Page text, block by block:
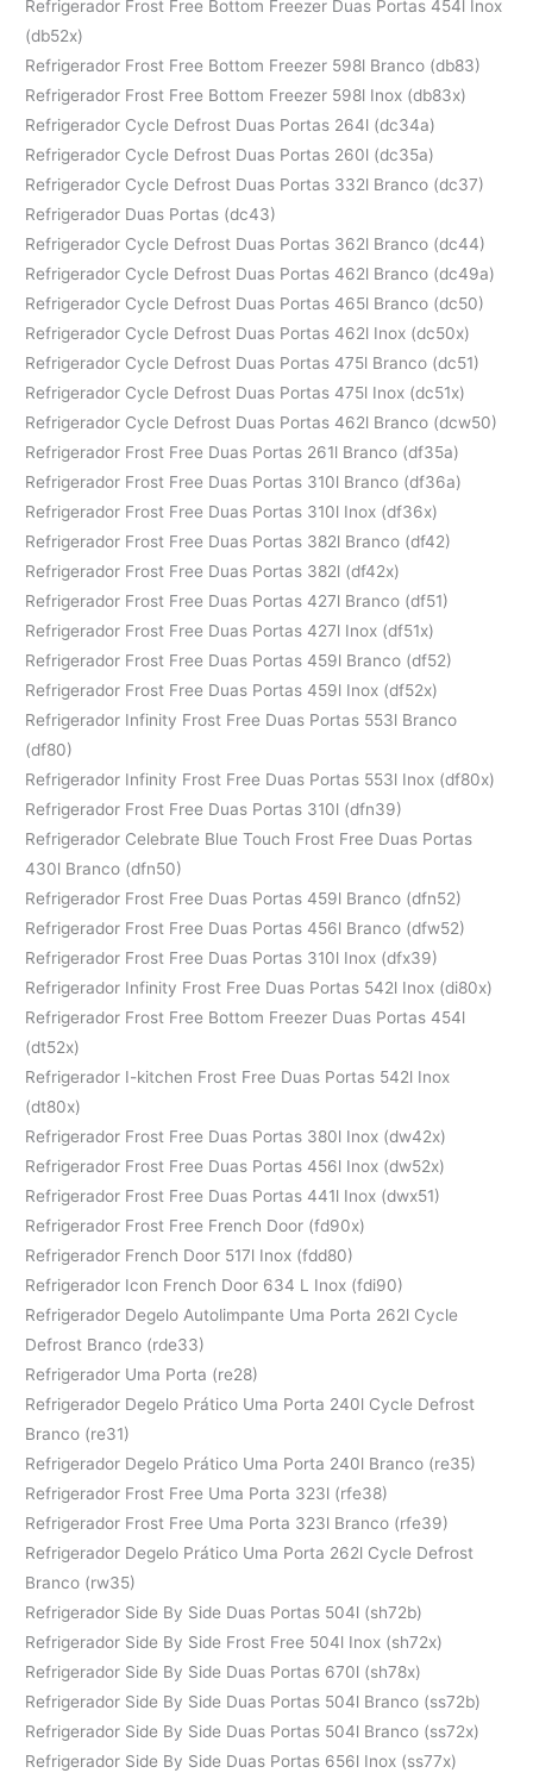
Refrigerador Frost Free Bottom Freezer Duas Portas 454l Inox
(db52x)
Refrigerador Frost Free Bottom Freezer 598l Branco (db83)
Refrigerador Frost Free Bottom Freezer 598l Inox (db83x)
Refrigerador Cycle Defrost Duas Portas 264l (dc34a)
Refrigerador Cycle Defrost Duas Portas 260l (dc35a)
Refrigerador Cycle Defrost Duas Portas 332l Branco (dc37)
Refrigerador Duas Portas (dc43)
Refrigerador Cycle Defrost Duas Portas 362l Branco (dc44)
Refrigerador Cycle Defrost Duas Portas 462l Branco (dc49a)
Refrigerador Cycle Defrost Duas Portas 465l Branco (dc50)
Refrigerador Cycle Defrost Duas Portas 462l Inox (dc50x)
Refrigerador Cycle Defrost Duas Portas 475l Branco (dc51)
Refrigerador Cycle Defrost Duas Portas 475l Inox (dc51x)
Refrigerador Cycle Defrost Duas Portas 462l Branco (dcw50)
Refrigerador Frost Free Duas Portas 261l Branco (df35a)
Refrigerador Frost Free Duas Portas 310l Branco (df36a)
Refrigerador Frost Free Duas Portas 310l Inox (df36x)
Refrigerador Frost Free Duas Portas 382l Branco (df42)
Refrigerador Frost Free Duas Portas 382l (df42x)
Refrigerador Frost Free Duas Portas 427l Branco (df51)
Refrigerador Frost Free Duas Portas 427l Inox (df51x)
Refrigerador Frost Free Duas Portas 459l Branco (df52)
Refrigerador Frost Free Duas Portas 459l Inox (df52x)
Refrigerador Infinity Frost Free Duas Portas 553l Branco
(df80)
Refrigerador Infinity Frost Free Duas Portas 553l Inox (df80x)
Refrigerador Frost Free Duas Portas 310l (dfn39)
Refrigerador Celebrate Blue Touch Frost Free Duas Portas
430l Branco (dfn50)
Refrigerador Frost Free Duas Portas 459l Branco (dfn52)
Refrigerador Frost Free Duas Portas 456l Branco (dfw52)
Refrigerador Frost Free Duas Portas 310l Inox (dfx39)
Refrigerador Infinity Frost Free Duas Portas 542l Inox (di80x)
Refrigerador Frost Free Bottom Freezer Duas Portas 454l
(dt52x)
Refrigerador I-kitchen Frost Free Duas Portas 542l Inox
(dt80x)
Refrigerador Frost Free Duas Portas 380l Inox (dw42x)
Refrigerador Frost Free Duas Portas 456l Inox (dw52x)
Refrigerador Frost Free Duas Portas 441l Inox (dwx51)
Refrigerador Frost Free French Door (fd90x)
Refrigerador French Door 517l Inox (fdd80)
Refrigerador Icon French Door 634 L Inox (fdi90)
Refrigerador Degelo Autolimpante Uma Porta 262l Cycle
Defrost Branco (rde33)
Refrigerador Uma Porta (re28)
Refrigerador Degelo Prático Uma Porta 240l Cycle Defrost
Branco (re31)
Refrigerador Degelo Prático Uma Porta 240l Branco (re35)
Refrigerador Frost Free Uma Porta 323l (rfe38)
Refrigerador Frost Free Uma Porta 323l Branco (rfe39)
Refrigerador Degelo Prático Uma Porta 262l Cycle Defrost
Branco (rw35)
Refrigerador Side By Side Duas Portas 504l (sh72b)
Refrigerador Side By Side Frost Free 504l Inox (sh72x)
Refrigerador Side By Side Duas Portas 670l (sh78x)
Refrigerador Side By Side Duas Portas 504l Branco (ss72b)
Refrigerador Side By Side Duas Portas 504l Branco (ss72x)
Refrigerador Side By Side Duas Portas 656l Inox (ss77x)